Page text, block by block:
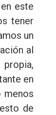
este
tener
un
al
en
menos
de